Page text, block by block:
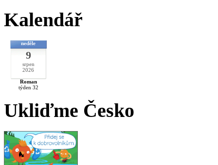
Kalendář
neděle
9
srpen
2026
Roman
týden 32
Ukliďme Česko